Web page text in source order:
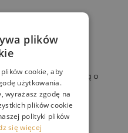
z pasją i dbałością o
naszych
plików
cookie, aby
użytkowania.
wyrażasz zgodę na
plików cookie
polityki plików
się więcej